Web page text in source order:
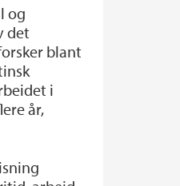
og
det
blant
i
år,